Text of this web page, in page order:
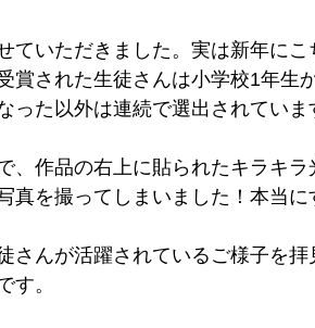
ていただきました。実は新年に
賞された生徒さんは小学校1年生
った以外は連続で選出されていま
、作品の右上に貼られたキラキ
真を撮ってしまいました！本当に
さんが活躍されているご様子を
す。